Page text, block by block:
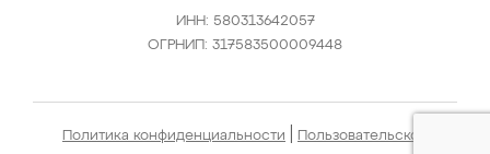
ИНН: 580313642057
ОГРНИП: 317583500009448
Политика конфиденциальности
Пользовательское